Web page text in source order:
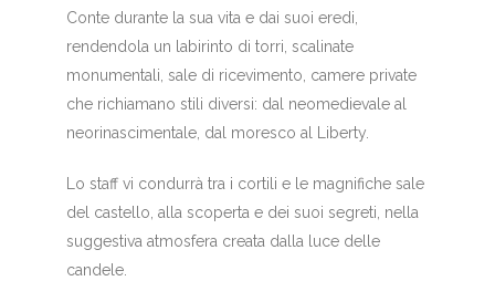
Conte durante la sua vita e dai suoi eredi,
rendendola un labirinto di torri, scalinate
monumentali, sale di ricevimento, camere private
che richiamano stili diversi: dal neomedievale al
neorinascimentale, dal moresco al Liberty.
Lo staff vi condurrà tra i cortili e le magnifiche sale
del castello, alla scoperta e dei suoi segreti, nella
suggestiva atmosfera creata dalla luce delle
candele.